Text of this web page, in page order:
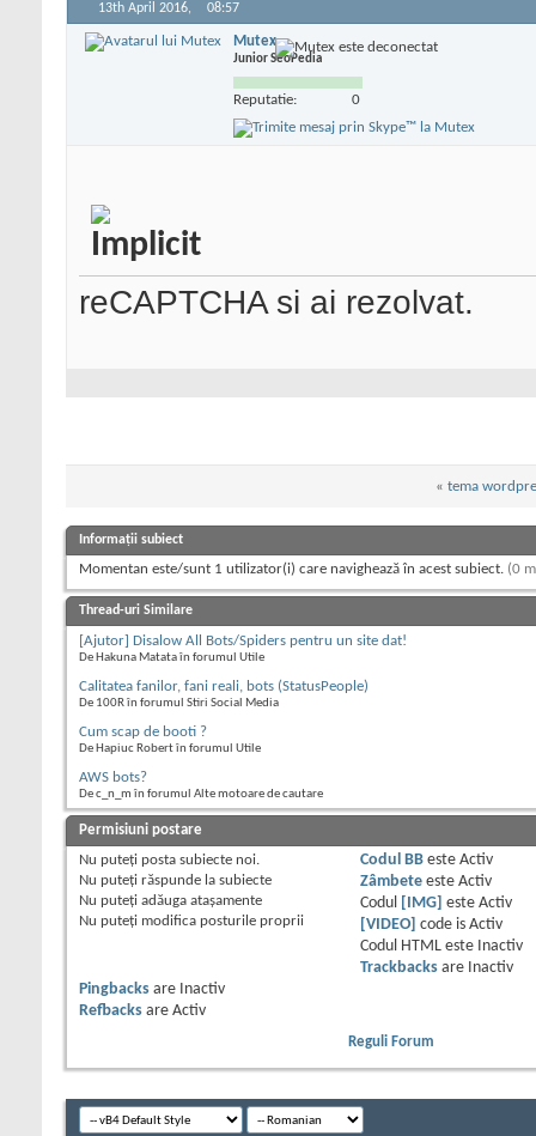
13th April 2016, 08:57
Mutex
Junior SeoPedia
Reputatie: 0
reCAPTCHA si ai rezolvat.
« tema
Informații subiect
Momentan este/sunt 1 utilizator(i) care navighează în acest subiect. (0
Thread-uri Similare
[Ajutor] Disalow All Bots/Spiders pentru un site dat!
De Hakuna Matata în forumul Utile
Calitatea fanilor, fani reali, bots (StatusPeople)
De 100R în forumul Stiri Social Media
Cum scap de booti ?
De Hapiuc Robert în forumul Utile
AWS bots?
De c_n_m în forumul Alte motoare de cautare
Permisiuni postare
Nu puteţi posta subiecte noi.
Nu puteţi răspunde la subiecte
Nu puteţi adăuga ataşamente
Nu puteţi modifica posturile proprii
Codul BBeste Activ
Zâmbeteeste Activ
Codul
[IMG] este Activ
[VIDEO]
code is Activ
Codul HTML este
Inactiv
Trackbacksare
Inactiv
Pingbacks are
Inactiv
Refbacks are Activ
Reguli Forum